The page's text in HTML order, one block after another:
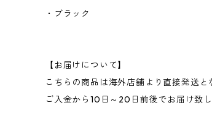
・ブラック
【お届けについて】
こちらの商品は海外店舗より直接発送と
ご入金から10日～20日前後でお届け致し